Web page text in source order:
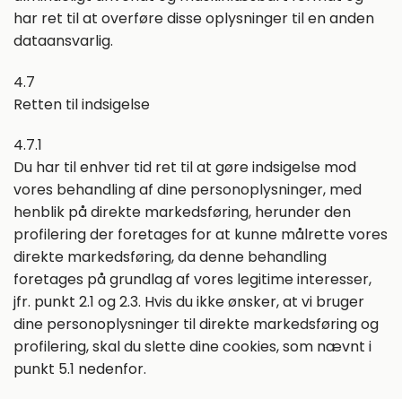
har ret til at overføre disse oplysninger til en anden
dataansvarlig.
4.7
Retten til indsigelse
4.7.1
Du har til enhver tid ret til at gøre indsigelse mod
vores behandling af dine personoplysninger, med
henblik på direkte markedsføring, herunder den
profilering der foretages for at kunne målrette vores
direkte markedsføring, da denne behandling
foretages på grundlag af vores legitime interesser,
jfr. punkt 2.1 og 2.3. Hvis du ikke ønsker, at vi bruger
dine personoplysninger til direkte markedsføring og
profilering, skal du slette dine cookies, som nævnt i
punkt 5.1 nedenfor.